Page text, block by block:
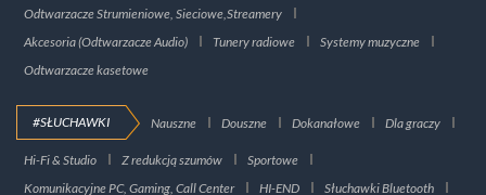
Odtwarzacze Strumieniowe, Sieciowe,Streamery
Akcesoria (Odtwarzacze Audio)
Tunery radiowe
Systemy muzyczne
Odtwarzacze kasetowe
#SŁUCHAWKI Nauszne Douszne Dokanałowe Dla graczy
Hi-Fi & Studio Z redukcją szumów
Sportowe
Komunikacyjne PC, Gaming, Call Center
HI-END
Słuchawki Bluetooth